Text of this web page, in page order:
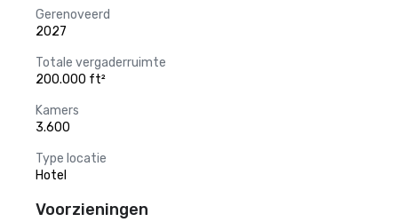
Gerenoveerd
2027
Totale vergaderruimte
200.000 ft²
Kamers
3.600
Type locatie
Hotel
Voorzieningen